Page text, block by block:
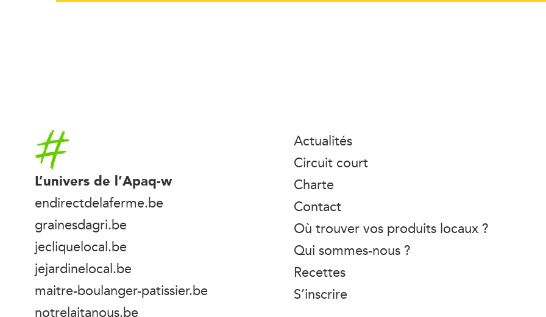
Accueil
L’univers de l’Apaq-w
endirectdelaferme.be
grainesdagri.be
jecliquelocal.be
jejardinelocal.be
maitre-boulanger-patissier.be
notrelaitanous.be
Actualités
Circuit court
Charte
Contact
Où trouver vos produits locaux ?
Qui sommes-nous ?
Recettes
S’inscrire